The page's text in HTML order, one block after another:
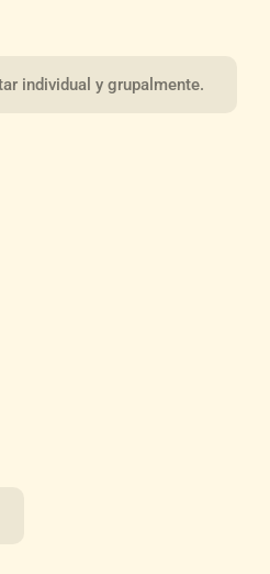
individual y grupalmente.